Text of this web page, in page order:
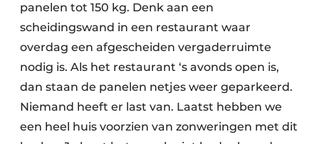
panelen tot 150 kg. Denk aan een
scheidingswand in een restaurant waar
overdag een afgescheiden vergaderruimte
nodig is. Als het restaurant ‘s avonds open is,
dan staan de panelen netjes weer geparkeerd.
Niemand heeft er last van. Laatst hebben we
een heel huis voorzien van zonweringen met dit